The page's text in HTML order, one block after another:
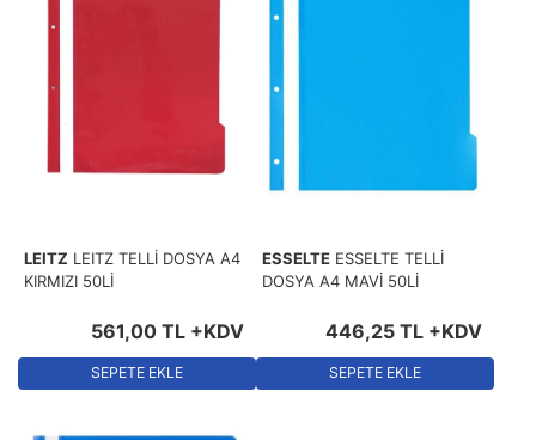
LEITZ LEITZ TELLİ DOSYA A4
KIRMIZI 50Lİ
561,00 TL +KDV
SEPETE EKLE
ESSELTE ESSELTE TELLİ
DOSYA A4 MAVİ 50Lİ
446,25 TL +KDV
SEPETE EKLE